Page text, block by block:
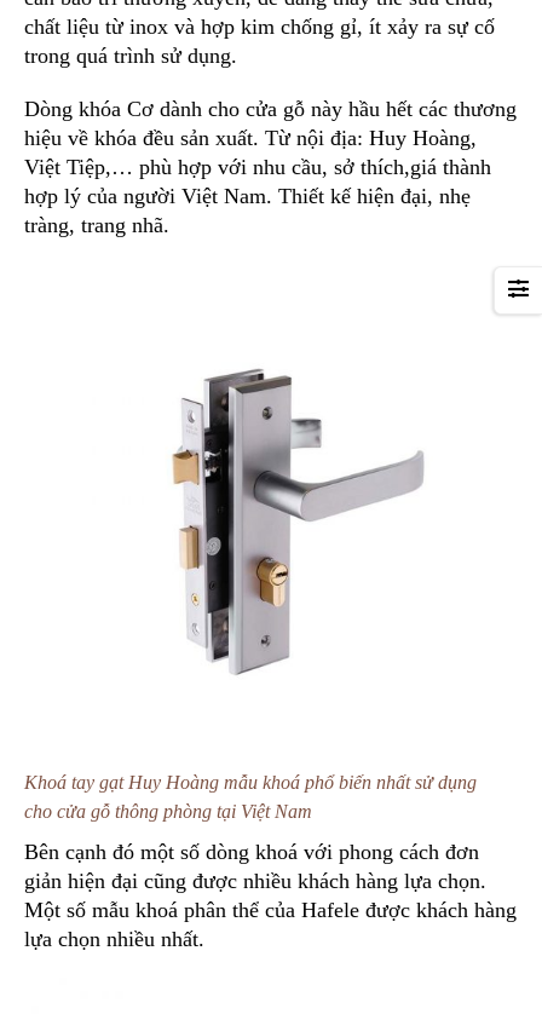
chất liệu từ inox và hợp kim chống gỉ, ít xảy ra sự cố
trong quá trình sử dụng.
Dòng khóa Cơ dành cho cửa gỗ này hầu hết các thương
hiệu về khóa đều sản xuất. Từ nội địa: Huy Hoàng,
Việt Tiệp,… phù hợp với nhu cầu, sở thích,giá thành
hợp lý của người Việt Nam. Thiết kế hiện đại, nhẹ
tràng, trang nhã.
Khoá tay gạt Huy Hoàng mẫu khoá phổ biến nhất sử dụng
cho cửa gỗ thông phòng tại Việt Nam
Bên cạnh đó một số dòng khoá với phong cách đơn
giản hiện đại cũng được nhiều khách hàng lựa chọn.
Một số mẫu khoá phân thể của Hafele được khách hàng
lựa chọn nhiều nhất.